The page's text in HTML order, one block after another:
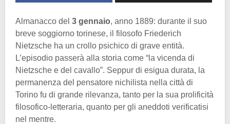
Almanacco del 3 gennaio, anno 1889: durante il suo
breve soggiorno torinese, il filosofo Friederich
Nietzsche ha un crollo psichico di grave entità.
L’episodio passerà alla storia come “la vicenda di
Nietzsche e del cavallo”. Seppur di esigua durata, la
permanenza del pensatore nichilista nella città di
Torino fu di grande rilevanza, tanto per la sua prolificità
filosofico-letteraria, quanto per gli aneddoti verificatisi
nel mentre.